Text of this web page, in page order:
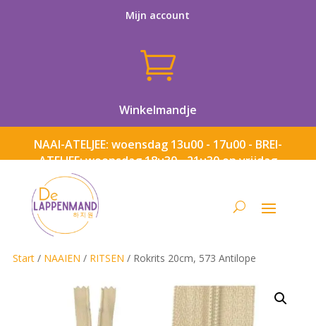
Mijn account

Winkelmandje
NAAI-ATELJEE: woensdag 13u00 - 17u00 - BREI-
ATELJEE: woensdag 18u30 - 21u30 en vrijdag
Start/ NAAIEN / RITSEN / Rokrits 20cm, 573 Antilope